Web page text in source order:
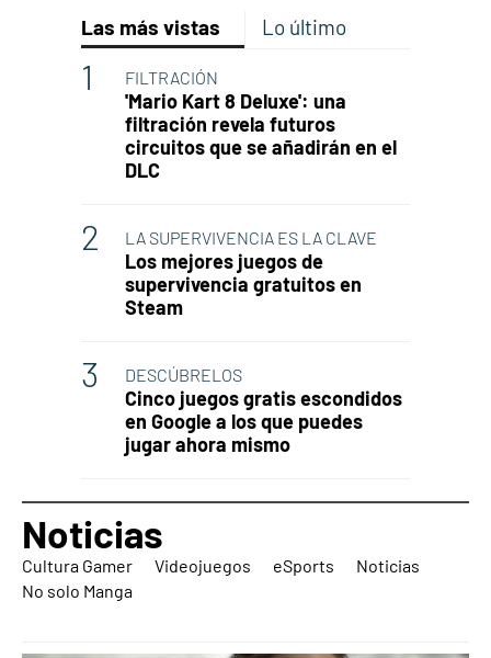
Las más vistas Lo último
FILTRACIÓN
'Mario Kart 8 Deluxe': una
filtración revela futuros
circuitos que se añadirán en el
DLC
LA SUPERVIVENCIA ES LA CLAVE
Los mejores juegos de
supervivencia gratuitos en
Steam
DESCÚBRELOS
Cinco juegos gratis escondidos
en Google a los que puedes
jugar ahora mismo
Noticias
Cultura Gamer Videojuegos eSports
Noticias
No solo Manga